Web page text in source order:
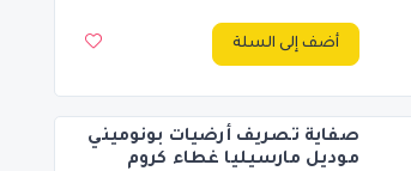
أضف إلى السلة
صفاية تصريف أرضيات بونوميني
موديل مارسيليا غطاء كروم